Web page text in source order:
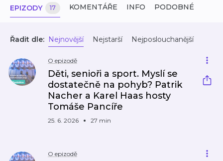
EPIZODY 17 KOMENTÁŘE INFO PODOBNÉ
Řadit dle: Nejnovější Nejstarší Nejposlouchanější
O epizodě
Děti, senioři a sport. Myslí se
dostatečně na pohyb? Patrik
Nacher a Karel Haas hosty
Tomáše Pancíře
25. 6. 2026 27 min
O epizodě